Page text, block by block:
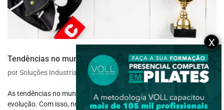
Tendências no mundo dos esportes na atualidade
porSoluções Industriais maio 8, 2023 |Esportes,Outros Esportes
As tendências no mundo dos esportes estão em constante
evolução. Com isso, novas tecnologias e informações surgem a
X